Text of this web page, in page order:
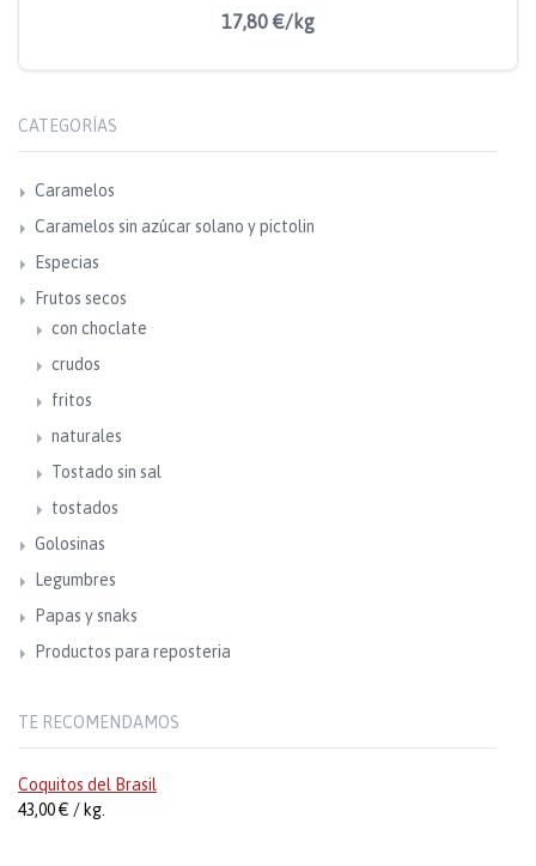
17,80 €/kg
CATEGORÍAS
Caramelos
Caramelos sin azúcar solano y pictolin
Especias
Frutos secos
con choclate
crudos
fritos
naturales
Tostado sin sal
tostados
Golosinas
Legumbres
Papas y snaks
Productos para reposteria
TE RECOMENDAMOS
Coquitos del Brasil
43,00 € / kg.